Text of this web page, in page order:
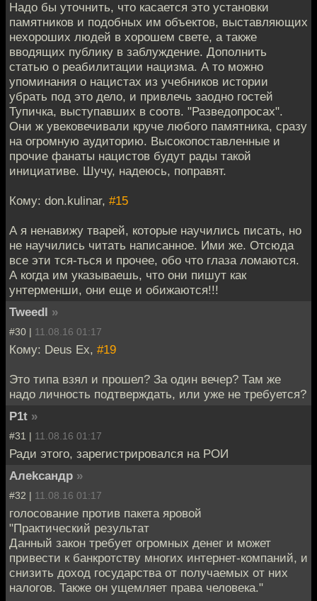
Надо бы уточнить, что касается это установки
памятников и подобных им объектов, выставляющих
нехороших людей в хорошем свете, а также
вводящих публику в заблуждение. Дополнить
статью о реабилитации нацизма. А то можно
упоминания о нацистах из учебников истории
убрать под это дело, и привлечь заодно гостей
Тупичка, выступавших в соотв. "Разведопросах".
Они ж увековечивали круче любого памятника, сразу
на огромную аудиторию. Высокопоставленные и
прочие фанаты нацистов будут рады такой
инициативе. Шучу, надеюсь, поправят.
Кому: don.kulinar, #15
А я ненавижу тварей, которые научились писать, но
не научились читать написанное. Ими же. Отсюда
все эти тся-ться и прочее, обо что глаза ломаются.
А когда им указываешь, что они пишут как
унтерменши, они еще и обижаются!!!
Tweedl »
#30 | 11.08.16 01:17
Кому: Deus Ex, #19
Это типа взял и прошел? За один вечер? Там же
надо личность подтверждать, или уже не требуется?
P1t »
#31 | 11.08.16 01:17
Ради этого, зарегистрировался на РОИ
Алеkсандр »
#32 | 11.08.16 01:17
голосование против пакета яровой
"Практический результат
Данный закон требует огромных денег и может
привести к банкротству многих интернет-компаний, и
снизить доход государства от получаемых от них
налогов. Также он ущемляет права человека."